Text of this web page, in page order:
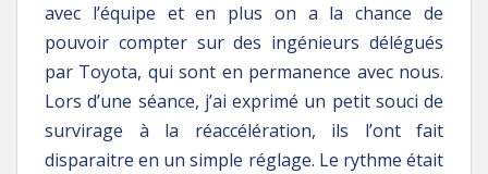
avec l’équipe et en plus on a la chance de
pouvoir compter sur des ingénieurs délégués
par Toyota, qui sont en permanence avec nous.
Lors d’une séance, j’ai exprimé un petit souci de
survirage à la réaccélération, ils l’ont fait
disparaitre en un simple réglage. Le rythme était